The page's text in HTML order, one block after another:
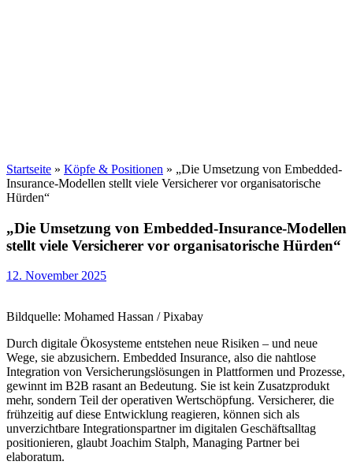
Startseite » Köpfe & Positionen » „Die Umsetzung von Embedded-
Insurance-Modellen stellt viele Versicherer vor organisatorische
Hürden“
„Die Umsetzung von Embedded-Insurance-Modellen
stellt viele Versicherer vor organisatorische Hürden“
12. November 2025
Bildquelle: Mohamed Hassan / Pixabay
Durch digitale Ökosysteme entstehen neue Risiken – und neue
Wege, sie abzusichern. Embedded Insurance, also die nahtlose
Integration von Versicherungslösungen in Plattformen und Prozesse,
gewinnt im B2B rasant an Bedeutung. Sie ist kein Zusatzprodukt
mehr, sondern Teil der operativen Wertschöpfung. Versicherer, die
frühzeitig auf diese Entwicklung reagieren, können sich als
unverzichtbare Integrationspartner im digitalen Geschäftsalltag
positionieren, glaubt Joachim Stalph, Managing Partner bei
elaboratum.